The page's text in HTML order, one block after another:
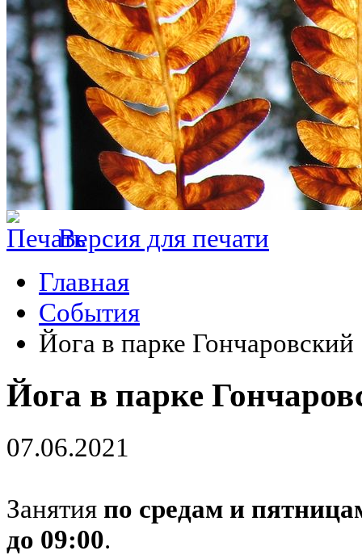
Версия для печати
Главная
События
Йога в парке Гончаровский
Йога в парке
07.06.2021
Занятия по средам и
до 09:00.